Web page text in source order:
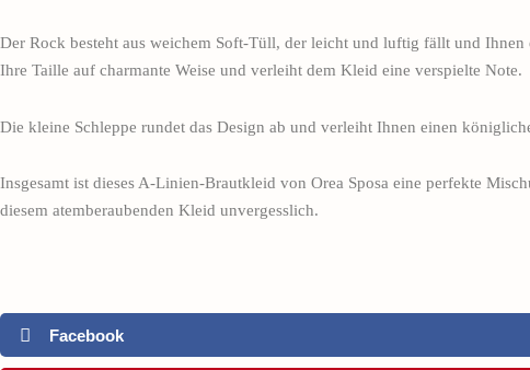
Der Rock besteht aus weichem Soft-Tüll, der leicht und luftig fällt und
Ihre Taille auf charmante Weise und verleiht dem Kleid eine verspielte Note.
Die kleine Schleppe rundet das Design ab und verleiht Ihnen einen
Insgesamt ist dieses A-Linien-Brautkleid von Orea Sposa eine perfekte
diesem atemberaubenden Kleid unvergesslich.
Facebook